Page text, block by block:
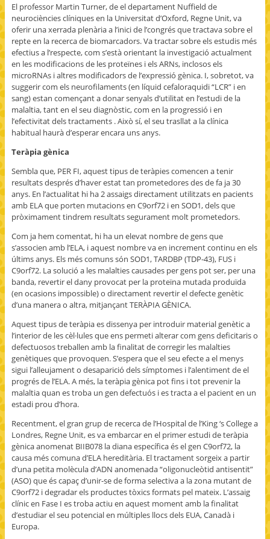
El professor Martin Turner, de el departament Nuffield de
neurociències clíniques en la Universitat d’Oxford, Regne Unit, va
oferir una xerrada plenària a l’inici de l’congrés que tractava sobre el
repte en la recerca de biomarcadors. Va tractar sobre els estudis més
efectius a l’respecte, com s’està orientant la investigació actualment
en les modificacions de les proteïnes i els ARNs, inclosos els
microRNAs i altres modificadors de l’expressió gènica. I, sobretot, va
suggerir com els neurofilaments (en líquid cefaloraquidi “LCR” i en
sang) estan començant a donar senyals d’utilitat en l’estudi de la
malaltia, tant en el seu diagnòstic, com en la progressió i en
l’efectivitat dels tractaments . Això sí, el seu trasllat a la clínica
habitual haurà d’esperar encara uns anys.
Teràpia gènica
Sembla que, PER FI, aquest tipus de teràpies comencen a tenir
resultats després d’haver estat tan prometedores des de fa ja 30
anys. En l’actualitat hi ha 2 assaigs directament utilitzats en pacients
amb ELA que porten mutacions en C9orf72 i en SOD1, dels que
pròximament tindrem resultats segurament molt prometedors.
Com ja hem comentat, hi ha un elevat nombre de gens que
s’associen amb l’ELA, i aquest nombre va en increment continu en els
últims anys. Els més comuns són SOD1, TARDBP (TDP-43), FUS i
C9orf72. La solució a les malalties causades per gens pot ser, per una
banda, revertir el dany provocat per la proteïna mutada produïda
(en ocasions impossible) o directament revertir el defecte genètic
d’una manera o altra, mitjançant TERÀPIA GÈNICA.
Aquest tipus de teràpia es dissenya per introduir material genètic a
l’interior de les cèl·lules que ens permeti alterar com gens deficitaris o
defectuosos treballen amb la finalitat de corregir les malalties
genètiques que provoquen. S’espera que el seu efecte a el menys
sigui l’alleujament o desaparició dels símptomes i l’alentiment de el
progrés de l’ELA. A més, la teràpia gènica pot fins i tot prevenir la
malaltia quan es troba un gen defectuós i es tracta a el pacient en un
estadi prou d’hora.
Recentment, el gran grup de recerca de l’Hospital de l’King ‘s College a
Londres, Regne Unit, es va embarcar en el primer estudi de teràpia
gènica anomenat BIIB078 la diana específica és el gen C9orf72, la
causa més comuna d’ELA hereditària. El tractament sorgeix a partir
d’una petita molècula d’ADN anomenada “oligonucleòtid antisentit”
(ASO) que és capaç d’unir-se de forma selectiva a la zona mutant de
C9orf72 i degradar els productes tòxics formats pel mateix. L’assaig
clínic en Fase I es troba actiu en aquest moment amb la finalitat
d’estudiar el seu potencial en múltiples llocs dels EUA, Canadà i
Europa.